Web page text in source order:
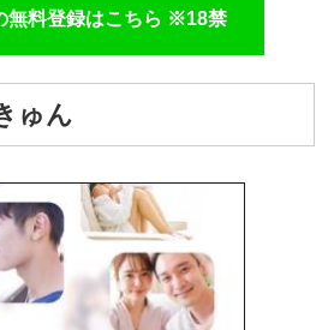
無料登録はこちら ※18禁
ゅん